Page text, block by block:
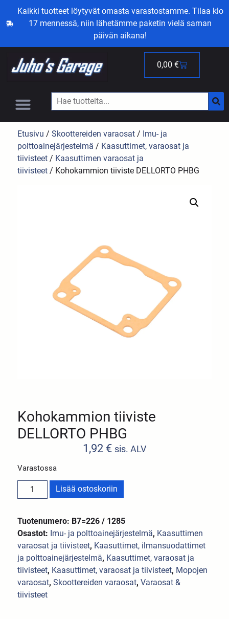
Kaikki tuotteet löytyvät omasta varastostamme. Tilaa klo
17 mennessä, niin lähetämme paketin vielä saman
päivän aikana!
0,00 €
Etusivu /Skoottereiden varaosat / Imu- ja
polttoainejärjestelmä / Kaasuttimet, varaosat ja
tiivisteet / Kaasuttimen varaosat ja
tiivisteet / Kohokammion tiiviste DELLORTO PHBG
Kohokammion tiiviste
DELLORTO PHBG
1,92 € sis. ALV
Varastossa
Lisää ostoskoriin
Tuotenumero: B7=226 / 1285
Osastot: Imu- ja polttoainejärjestelmä, Kaasuttimen
varaosat ja tiivisteet, Kaasuttimet, ilmansuodattimet
ja polttoainejärjestelmä, Kaasuttimet, varaosat ja
tiivisteet, Kaasuttimet, varaosat ja tiivisteet, Mopojen
varaosat,Skoottereiden varaosat,Varaosat &
tiivisteet